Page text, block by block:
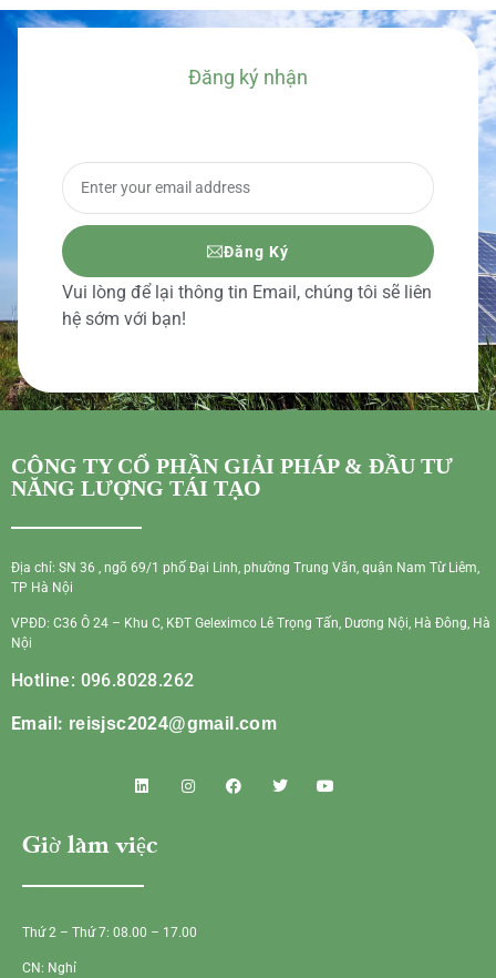
Đăng ký nhận
Đăng Ký
Vui lòng để lại thông tin Email, chúng tôi sẽ liên
hệ sớm với bạn!
CÔNG TY CỔ PHẦN GIẢI PHÁP & ĐẦU TƯ
NĂNG LƯỢNG TÁI TẠO
Địa chỉ: SN 36 , ngõ 69/1 phố Đại Linh, phường Trung Văn, quận Nam Từ Liêm,
TP Hà Nội
VPĐD: C36 Ô 24 – Khu C, KĐT Geleximco Lê Trọng Tấn, Dương Nội, Hà Đông, Hà
Nội
Hotline: 096.8028.262
Email: reisjsc2024@gmail.com
Giờ làm việc
Thứ 2 – Thứ 7: 08.00 – 17.00
CN: Nghỉ